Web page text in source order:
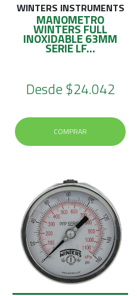
WINTERS INSTRUMENTS
MANOMETRO
WINTERS FULL
INOXIDABLE 63MM
SERIE LF...
Desde$24.042
COMPRAR